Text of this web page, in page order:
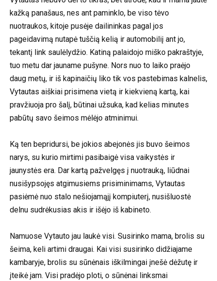
kažką panašaus, nes ant paminklo, be viso tėvo
nuotraukos, kitoje pusėje dailininkas pagal jos
pageidavimą nutapė tuščią kelią ir automobiliį ant jo,
tekantį link saulėlydžio. Katiną palaidojo miško pakraštyje,
tuo metu dar jauname pušyne. Nors nuo to laiko praėjo
daug metų, ir iš kapinaičių liko tik vos pastebimas kalnelis,
Vytautas aiškiai prisimena vietą ir kiekvieną kartą, kai
pravžiuoja pro šalį, būtinai užsuka, kad kelias minutes
pabūtų savo šeimos mėlėjo atminimui.
Ką ten bepridursi, be jokios abejonės jis buvo šeimos
narys, su kurio mirtimi pasibaigė visa vaikystės ir
jaunystės era. Dar kartą pažvelgęs į nuotrauką, liūdnai
nusišypsojęs atgimusiems prisiminimams, Vytautas
pasiėmė nuo stalo nešiojamąjį kompiuterį, nusišluostė
delnu sudrėkusias akis ir išėjo iš kabineto.
Namuose Vytauto jau laukė visi. Susirinko mama, brolis su
šeima, keli artimi draugai. Kai visi susirinko didžiajame
kambaryje, brolis su sūnėnais iškilmingai įnešė dėžutę ir
įteikė jam. Visi pradėjo ploti, o sūnėnai linksmai